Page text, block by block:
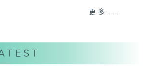
至05:00
組
更多...